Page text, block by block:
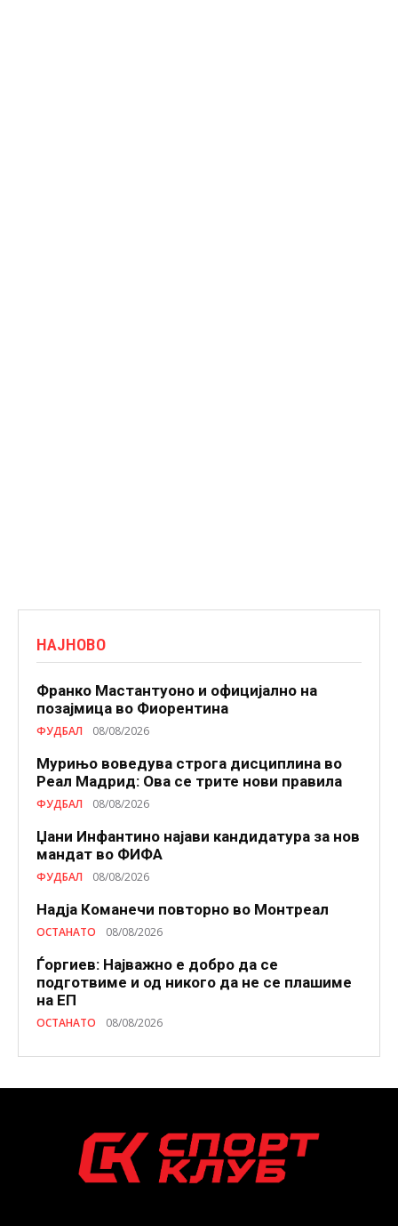
НАЈНОВО
Франко Мастантуоно и официјално на
позајмица во Фиорентина
ФУДБАЛ 08/08/2026
Мурињо воведува строга дисциплина во
Реал Мадрид: Ова се трите нови правила
ФУДБАЛ 08/08/2026
Џани Инфантино најави кандидатура за нов
мандат во ФИФА
ФУДБАЛ 08/08/2026
Надја Команечи повторно во Монтреал
ОСТАНАТО 08/08/2026
Ѓоргиев: Најважно е добро да се
подготвиме и од никого да не се плашиме
на ЕП
ОСТАНАТО 08/08/2026